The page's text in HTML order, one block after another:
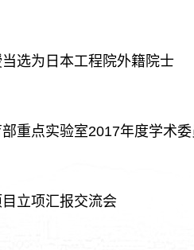
选为日本工程院外籍院士
重点实验室2017年度学术
立项汇报交流会